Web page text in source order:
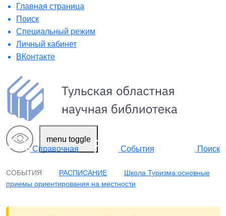
Главная страница
Поиск
Специальный режим
Личный кабинет
ВКонтакте
menu toggle
Справочная
События Поиск
СОБЫТИЯ РАСПИСАНИЕ
Школа Туризма:основные
приемы ориентирования на местности